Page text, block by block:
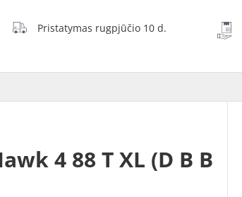
Pristatymas rugpjūčio 10 d.
4 88 T XL (D B B